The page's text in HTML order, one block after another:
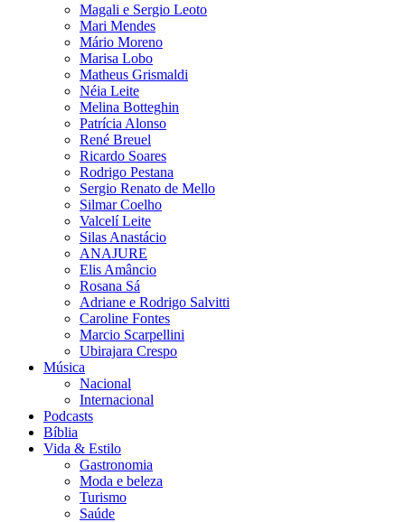
Magali e Sergio Leoto
Mari Mendes
Mário Moreno
Marisa Lobo
Matheus Grismaldi
Néia Leite
Melina Botteghin
Patrícia Alonso
René Breuel
Ricardo Soares
Rodrigo Pestana
Sergio Renato de Mello
Silmar Coelho
Valcelí Leite
Silas Anastácio
ANAJURE
Elis Amâncio
Rosana Sá
Adriane e Rodrigo Salvitti
Caroline Fontes
Marcio Scarpellini
Ubirajara Crespo
Música
Nacional
Internacional
Podcasts
Bíblia
Vida & Estilo
Gastronomia
Moda e beleza
Turismo
Saúde